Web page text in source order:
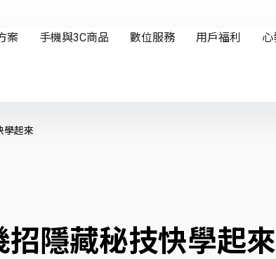
學起來
隱藏秘技快學起來